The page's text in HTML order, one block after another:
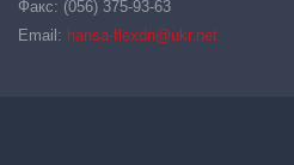
Факс: (056) 375-93-63
Email: hansa-flexdn@ukr.net